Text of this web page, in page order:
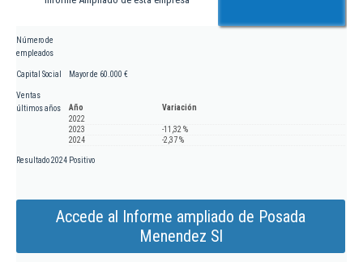
Número de
empleados
Capital Social Mayor de 60.000 €
Ventas
últimos años
Año
Variación
2022
2023
-11,32 %
2024
-2,37 %
Resultado 2024 Positivo
Accede al Informe ampliado de Posada
Menendez Sl